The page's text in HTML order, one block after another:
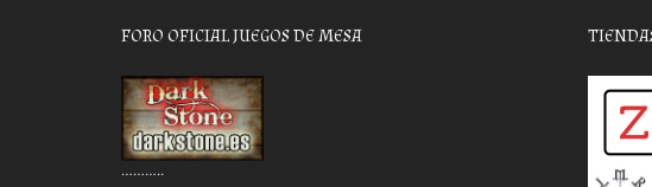
FORO OFICIAL JUEGOS DE MESA
………..